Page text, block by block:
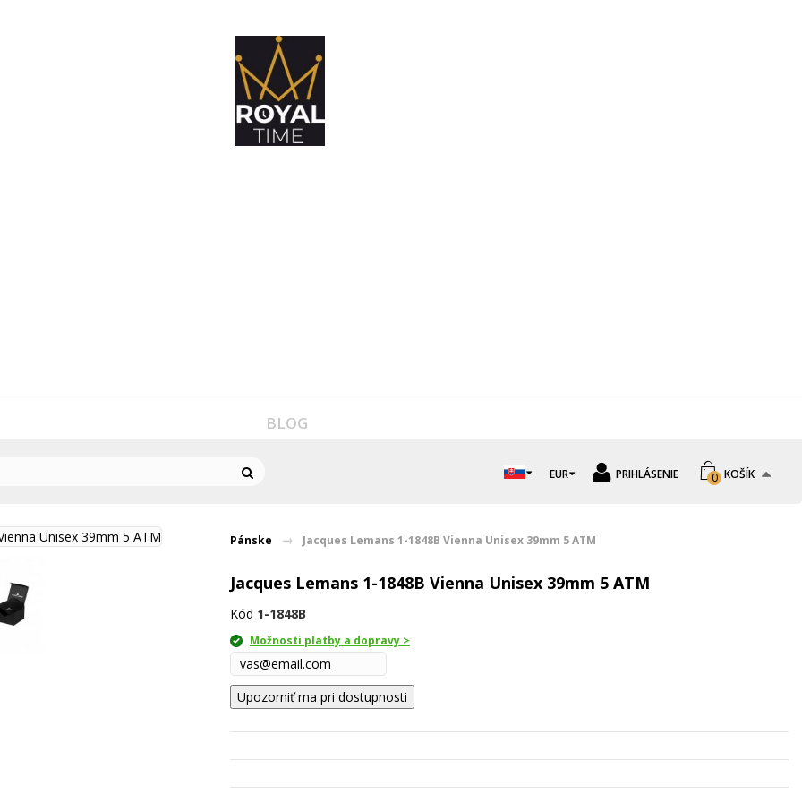
BLOG
EUR PRIHLÁSENIE KOŠÍK
0
Pánske Jacques Lemans 1-1848B Vienna Unisex 39mm 5 ATM
Jacques Lemans 1-1848B Vienna Unisex 39mm 5 ATM
Kód 1-1848B
Možnosti platby a dopravy >
Upozorniť ma pri dostupnosti